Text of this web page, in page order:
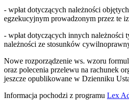
- wpłat dotyczących należności
egzekucyjnym prowadzonym przez te
- wpłat dotyczących innych należności
należności ze stosunków
Nowe rozporządzenie ws. wzoru
oraz polecenia przelewu na rachunek
jeszcze opublikowane w Dzienniku
Informacja pochodzi z programu Lex